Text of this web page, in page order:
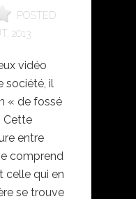
POSTED
2013
vidéo
société, il
« de fossé
Cette
entre
comprend
celle qui en
se trouve